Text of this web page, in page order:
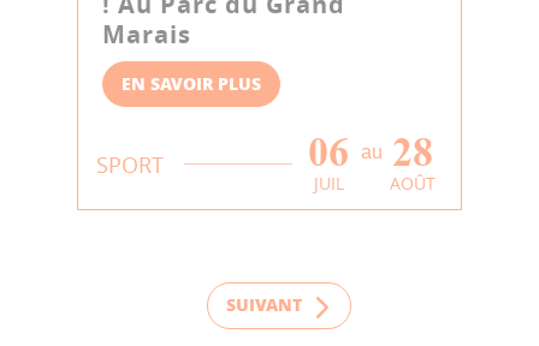
Marais
EN SAVOIR PLUS
SPORT 06
JUIL
au 28
AOÛT
SUIVANT